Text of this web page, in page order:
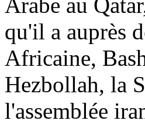
qu'il a auprès
Africaine,
Hezbollah, la
l'assemblée